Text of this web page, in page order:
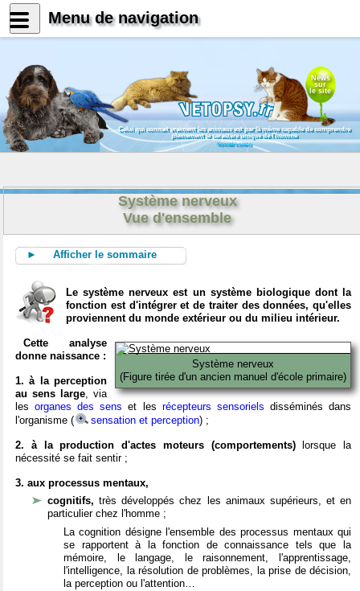
News
sur
le site
Celui qui connait vraiment les animaux est par là même capable de comprendre
pleinement le caractère unique de l'homme
Konrad Lorenz
Système nerveux
Vue d'ensemble
► Afficher le sommaire
Le système nerveux est un système biologique dont la
fonction est d'intégrer et de traiter des données, qu'elles
proviennent du monde extérieur ou du milieu intérieur.
Système nerveux
(Figure tirée d'un ancien manuel d'école primaire)
Cette analyse
donne naissance :
1. à la perception
au sens large, via
lesorganes des sens et les récepteurs sensoriels disséminés dans
l'organisme (
sensation et perception) ;
2. à la production d'actes moteurs (comportements)lorsque la
nécessité se fait sentir ;
3. aux processus mentaux,
cognitifs,très développés chez les animaux supérieurs, et en
particulier chez l'homme ;
La cognition désigne l'ensemble des processus mentaux qui
se rapportent à la fonction de connaissance tels que la
mémoire, le langage, le raisonnement, l'apprentissage,
l'intelligence, la résolution de problèmes, la prise de décision,
la perception ou l'attention…
Menu de navigation